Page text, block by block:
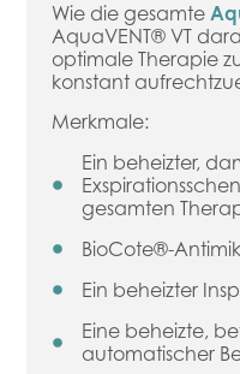
Wie die gesamte
AquaVENT® VT
optimale Therapie
konstant
Merkmale:
Ein beheizter,
gesamten
BioCote®-
Ein beheizter
Eine beheizte,
automatischer